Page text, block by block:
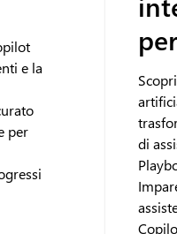
e la
per
di